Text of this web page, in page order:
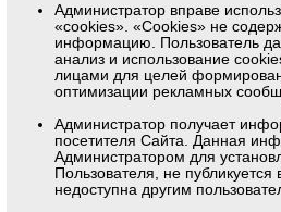
Администратор вправе
«cookies». «Cookies» не
информацию. Пользователь
анализ и использование
лицами для целей
оптимизации рекламных
Администратор получает
посетителя Сайта. Данная
Администратором для
Пользователя, не публикуется
недоступна другим